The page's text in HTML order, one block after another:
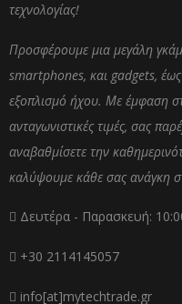
τεχνολογίας!
Προσφέρουμε μια μεγάλη
smartphones, και gadgets,
εξοπλισμό ήχου. Με έμφαση
ανταγωνιστικές τιμές, σας
αναβαθμίσετε την
καλύψουμε κάθε σας ανάγκη
Δευτέρα - Παρασκευή:
+30 2114145057
info[at]mytechtrade.gr